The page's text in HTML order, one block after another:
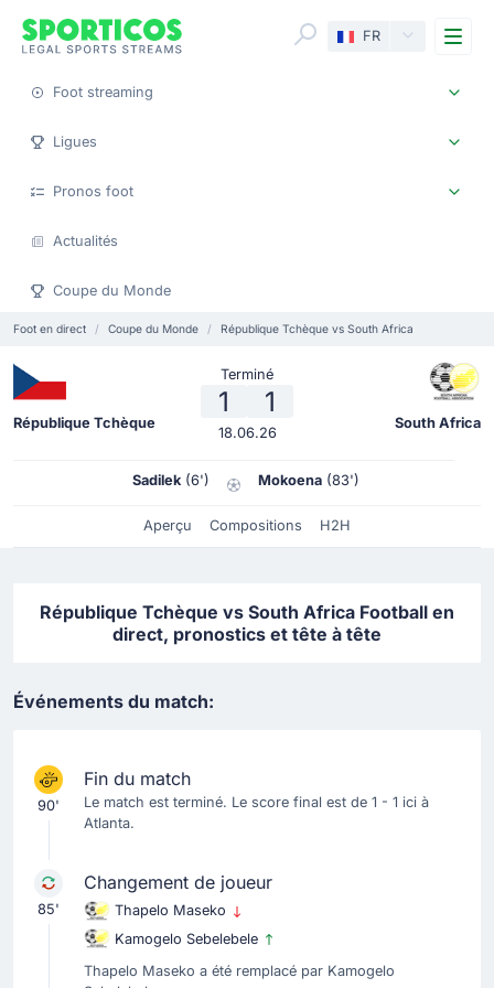
FR
Foot streaming
Ligues
Pronos foot
Actualités
Coupe du Monde
Foot en direct Coupe du Monde République Tchèque vs South Africa
République Tchèque
Terminé
1 1
18.06.26
South Africa
Sadilek (6') Mokoena (83')
Aperçu Compositions H2H
République Tchèque vs South Africa Football en
direct, pronostics et tête à tête
Événements du match:
90'
Fin du match
Le match est terminé. Le score final est de 1 - 1 ici à
Atlanta.
85'
Changement de joueur
Thapelo Maseko
Kamogelo Sebelebele
Thapelo Maseko a été remplacé par Kamogelo